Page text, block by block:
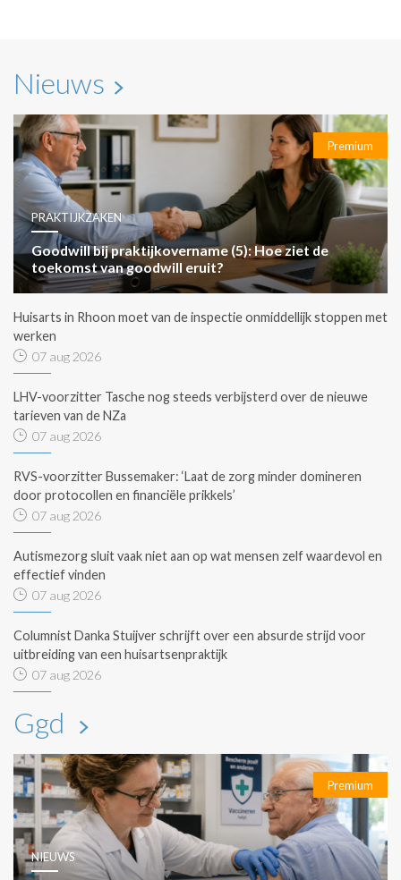
Nieuws
Premium
PRAKTIJKZAKEN
Goodwill bij praktijkovername (5): Hoe ziet de
toekomst van goodwill eruit?
Huisarts in Rhoon moet van de inspectie onmiddellijk stoppen met
werken
07 aug 2026
LHV-voorzitter Tasche nog steeds verbijsterd over de nieuwe
tarieven van de NZa
07 aug 2026
RVS-voorzitter Bussemaker: ‘Laat de zorg minder domineren
door protocollen en financiële prikkels’
07 aug 2026
Autismezorg sluit vaak niet aan op wat mensen zelf waardevol en
effectief vinden
07 aug 2026
Columnist Danka Stuijver schrijft over een absurde strijd voor
uitbreiding van een huisartsenpraktijk
07 aug 2026
Ggd
Premium
NIEUWS